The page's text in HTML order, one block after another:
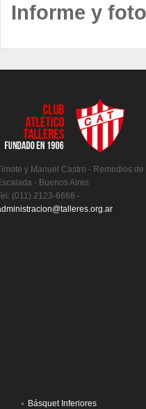
Informe y
y Manuel Castro - Remedios de
- Buenos Aires
(011) 2123-6668 -
Básquet Inferiores